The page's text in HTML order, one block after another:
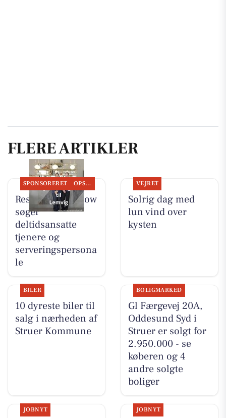
FLERE ARTIKLER
SPONSORERET OPSLAGSTAVLEN
Restaurant Mellow
søger
deltidsansatte
tjenere og
serveringspersona
le
VEJRET
Solrig dag med
lun vind over
kysten
BILER
10 dyreste biler til
salg i nærheden af
Struer Kommune
BOLIGMARKED
Gl Færgevej 20A,
Oddesund Syd i
Struer er solgt for
2.950.000 - se
køberen og 4
andre solgte
boliger
JOBNYT JOBNYT